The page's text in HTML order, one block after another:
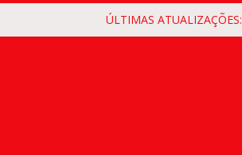
ÚLTIMAS ATUALIZAÇÕES: